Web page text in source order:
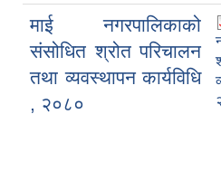
माई नगरपालिकाको
संसोधित श्रोत परिचालन
तथा व्यवस्थापन कार्यविधि
, २०८०